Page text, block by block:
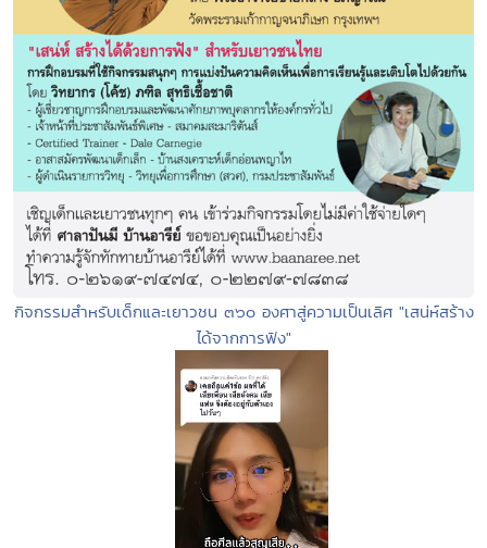
กิจกรรมสำหรับเด็กและเยาวชน ๓๖๐ องศาสู่ความเป็นเลิศ "เสน่ห์สร้าง
ได้จากการฟัง"